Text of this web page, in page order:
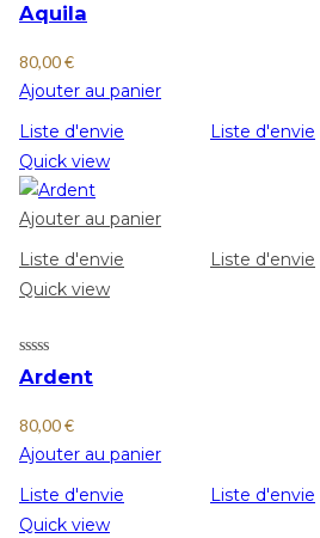
Aquila
80,00€
Ajouter au panier
Liste d'envie
Liste d'envie
Quick view
Ajouter au panier
Liste d'envie
Liste d'envie
Quick view
Ardent
80,00€
Ajouter au panier
Liste d'envie
Liste d'envie
Quick view